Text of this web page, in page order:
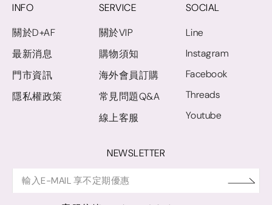
INFO
關於D+AF
最新消息
門市資訊
隱私權政策
SERVICE
關於VIP
購物須知
海外會員訂購
常見問題Q&A
線上客服
SOCIAL
Line
Instagram
Facebook
Threads
Youtube
NEWSLETTER